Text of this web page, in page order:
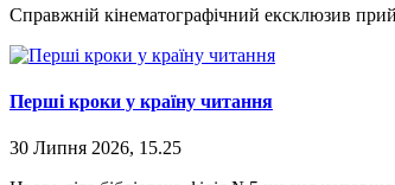
Справжній кінематографічний ексклюзив
Перші кроки у країну читання
30 Липня 2026, 15.25